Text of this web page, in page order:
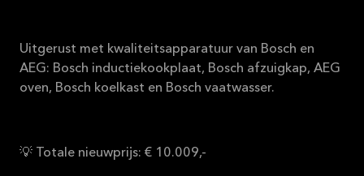
Uitgerust met kwaliteitsapparatuur van Bosch en
AEG: Bosch inductiekookplaat, Bosch afzuigkap, AEG
oven, Bosch koelkast en Bosch vaatwasser.
💡 Totale nieuwprijs: € 10.009,-